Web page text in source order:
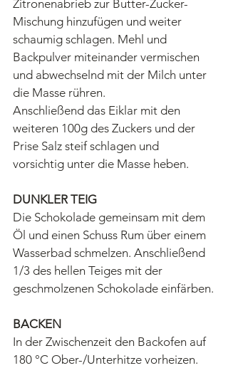
Zitronenabrieb zur Butter-Zucker-
Mischung hinzufügen und weiter
schaumig schlagen. Mehl und
Backpulver miteinander vermischen
und abwechselnd mit der Milch unter
die Masse rühren.
Anschließend das Eiklar mit den
weiteren 100g des Zuckers und der
Prise Salz steif schlagen und
vorsichtig unter die Masse heben.
DUNKLER TEIG
Die Schokolade gemeinsam mit dem
Öl und einen Schuss Rum über einem
Wasserbad schmelzen. Anschließend
1/3 des hellen Teiges mit der
geschmolzenen Schokolade einfärben.
BACKEN
In der Zwischenzeit den Backofen auf
180 °C Ober-/Unterhitze vorheizen.